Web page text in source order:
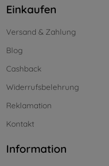
Einkaufen
Versand & Zahlung
Blog
Cashback
Widerrufsbelehrung
Reklamation
Kontakt
Information